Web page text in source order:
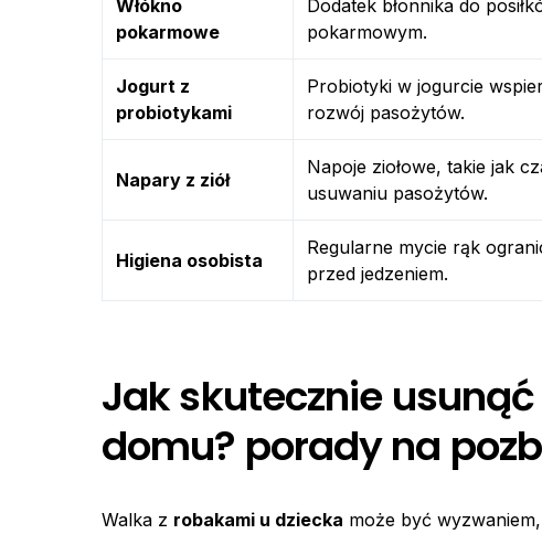
Włókno
pokarmowe
Dodatek błonnika do
pokarmowym.
Jogurt z
probiotykami
Probiotyki w jogurcie
rozwój pasożytów.
Napary z ziół
Napoje ziołowe, takie jak
usuwaniu pasożytów.
Higiena osobista
Regularne mycie rąk
przed jedzeniem.
Jak skutecznie
domu? porady na
Walka z robakami u dziecka może być